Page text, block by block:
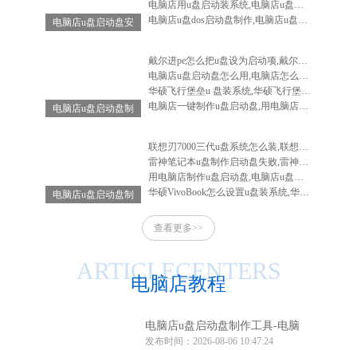
电脑店u盘启动盘安
电脑店用u盘启动装系统,电脑店u盘启动盘安装系统
电脑店u盘dos启动盘制作,电脑店u盘启动盘制作软件
电脑店u盘启动盘制
戴尔进pe怎么把u盘设为启动项,戴尔电脑进入bios设置u盘启动
电脑店u盘启动盘怎么用,电脑店怎么做启动u盘
华硕飞行堡垒u 盘装系统,华硕飞行堡垒装系统教程
电脑店一键制作u盘启动盘,用电脑店制作u盘启动盘
电脑店u盘启动盘制
联想刃7000三代u盘系统怎么装,联想刃7000怎么重装系统
雷神笔记本u盘制作启动盘失败,雷神笔记本u盘启动不了
用电脑店制作u盘启动盘,电脑店u盘启动盘制作工具教程
华硕VivoBook怎么设置u盘装系统,华硕vivobook如何重装系统
查看更多>>
电脑店教程
ARTICLECENTERS
电脑店u盘启动盘制作工具-电脑
店u盘启动装机工具
发布时间：2026-08-06 10:47:24